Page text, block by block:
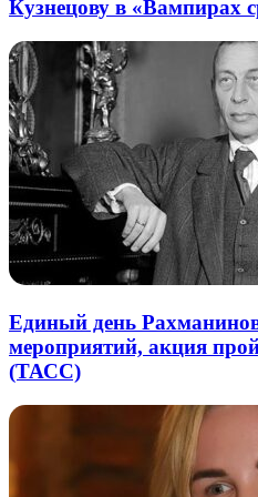
Кузнецову в «Вампирах
Единый день
мероприятий, акция
(ТАСС)